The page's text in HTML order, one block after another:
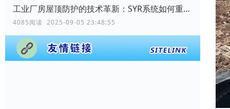
工业厂房屋顶防护的技术革新：SYR系统如何重塑行业标准
4085阅读 2025-09-05 23:48:55